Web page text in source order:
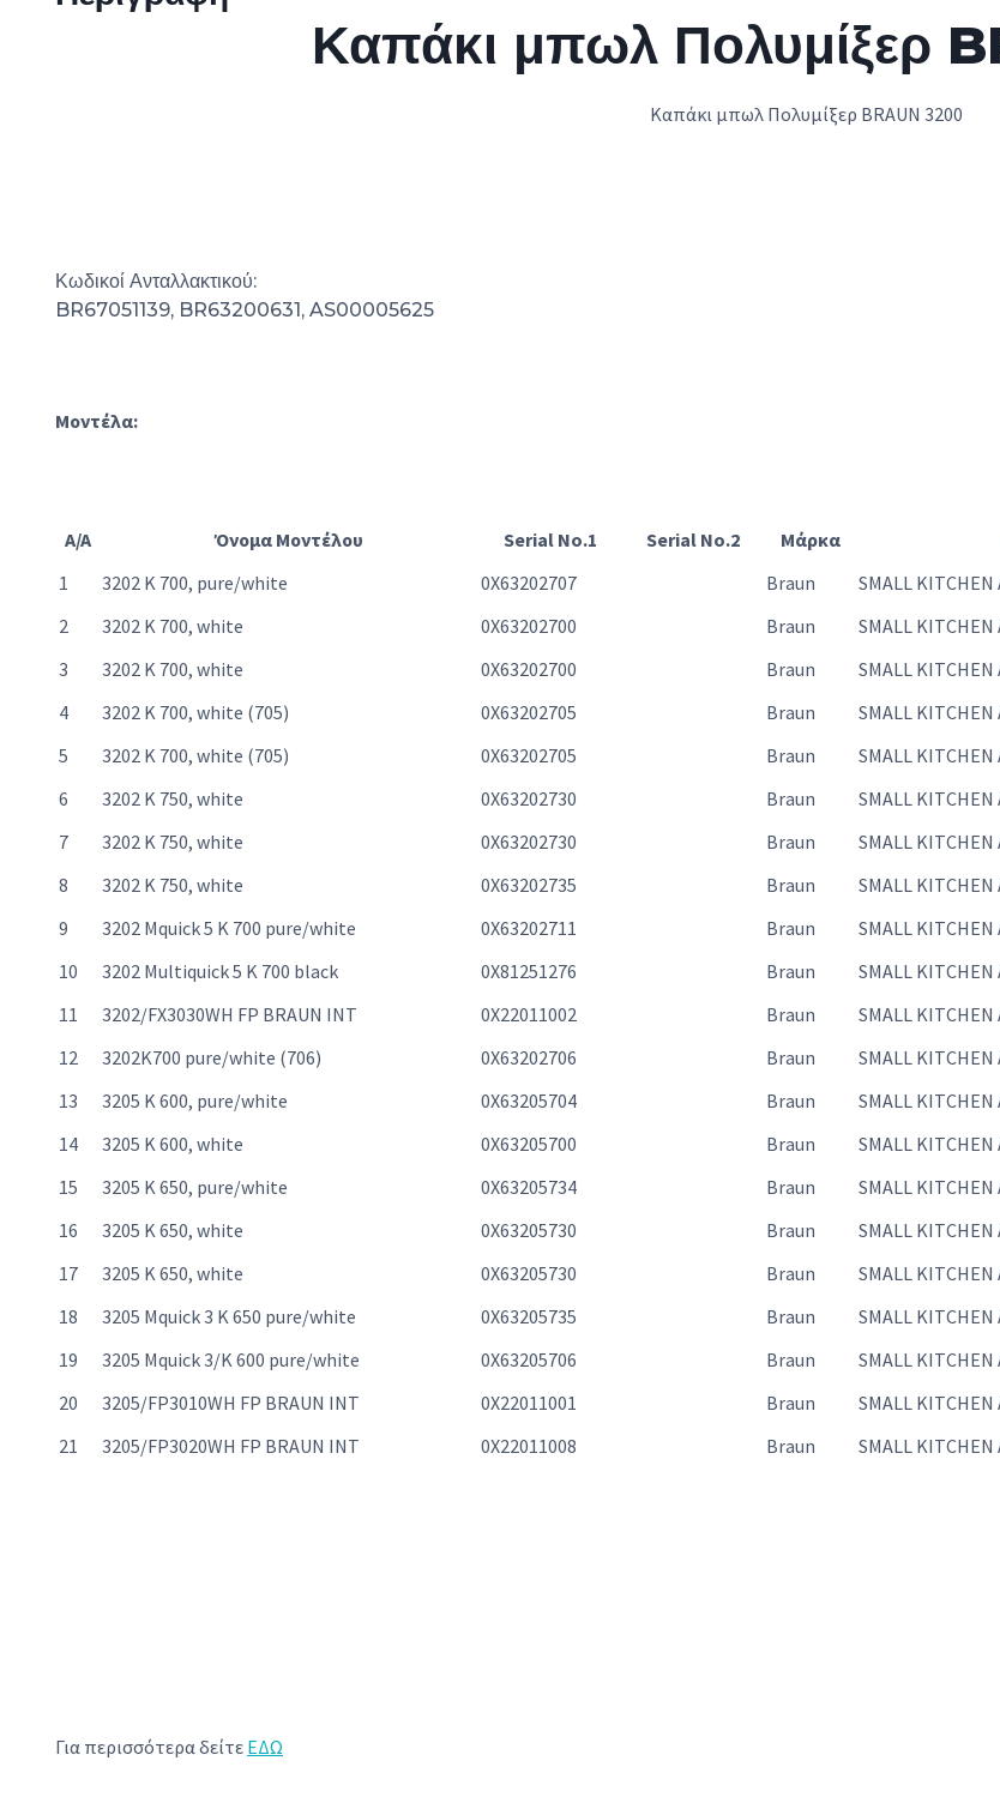
Καπάκι μπωλ Πολυμίξερ
Καπάκι μπωλ Πολυμίξερ BRAUN 3200
Κωδικοί Ανταλλακτικού:
BR67051139, BR63200631, AS00005625
Μοντέλα:
A/A Όνομα Μοντέλου Serial No.1 Serial No.2 Μάρκα
1
3202 K 700, pure/white 0X63202707 Braun
SMALL KITCHEN
2
3202 K 700, white 0X63202700 Braun
SMALL KITCHEN
3
3202 K 700, white 0X63202700 Braun
SMALL KITCHEN
4
3202 K 700, white (705) 0X63202705 Braun
SMALL KITCHEN
5
3202 K 700, white (705) 0X63202705 Braun
SMALL KITCHEN
6
3202 K 750, white 0X63202730 Braun
SMALL KITCHEN
7
3202 K 750, white 0X63202730 Braun
SMALL KITCHEN
8
3202 K 750, white 0X63202735 Braun
SMALL KITCHEN
9
3202 Mquick 5 K 700 pure/white 0X63202711 Braun
SMALL KITCHEN
10
3202 Multiquick 5 K 700 black 0X81251276 Braun
SMALL KITCHEN
11
3202/FX3030WH FP BRAUN INT 0X22011002 Braun
SMALL KITCHEN
12
3202K700 pure/white (706) 0X63202706 Braun
SMALL KITCHEN
13
3205 K 600, pure/white 0X63205704 Braun
SMALL KITCHEN
14
3205 K 600, white 0X63205700 Braun
SMALL KITCHEN
15
3205 K 650, pure/white 0X63205734 Braun
SMALL KITCHEN
16
3205 K 650, white 0X63205730 Braun
SMALL KITCHEN
17
3205 K 650, white 0X63205730 Braun
SMALL KITCHEN
18
3205 Mquick 3 K 650 pure/white 0X63205735 Braun
SMALL KITCHEN
19
3205 Mquick 3/K 600 pure/white 0X63205706 Braun
SMALL KITCHEN
20
3205/FP3010WH FP BRAUN INT 0X22011001 Braun
SMALL KITCHEN
21
3205/FP3020WH FP BRAUN INT 0X22011008 Braun SMALL KITCHEN
Για περισσότερα δείτε ΕΔΩ